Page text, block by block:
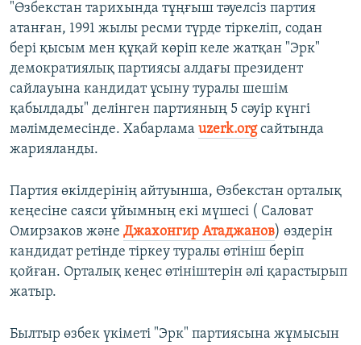
"Өзбекстан тарихында тұңғыш тәуелсіз партия
атанған, 1991 жылы ресми түрде тіркеліп, содан
бері қысым мен құқай көріп келе жатқан "Эрк"
демократиялық партиясы алдағы президент
сайлауына кандидат ұсыну туралы шешім
қабылдады" делінген партияның 5 сәуір күнгі
мәлімдемесінде. Хабарлама uzerk.org сайтында
жарияланды.
Партия өкілдерінің айтуынша, Өзбекстан орталық
кеңесіне саяси ұйымның екі мүшесі ( Саловат
Омирзаков және Джахонгир Атаджанов) өздерін
кандидат ретінде тіркеу туралы өтініш беріп
қойған. Орталық кеңес өтініштерін әлі қарастырып
жатыр.
Былтыр өзбек үкіметі "Эрк" партиясына жұмысын